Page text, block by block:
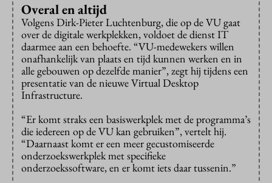
Overal en altijd
Volgens Dirk-Pieter Luchtenburg, die op de VU gaat
over de digitale werkplekken, voldoet de dienst IT
daarmee aan een behoefte. “VU-medewekers willen
onafhankelijk van plaats en tijd kunnen werken en in
alle gebouwen op dezelfde manier”, zegt hij tijdens een
presentatie van de nieuwe Virtual Desktop
Infrastructure.
“Er komt straks een basiswerkplek met de programma’s
die iedereen op de VU kan gebruiken”, vertelt hij.
“Daarnaast komt er een meer gecustomiseerde
onderzoekswerkplek met specifieke
onderzoekssoftware, en er komt iets daar tussenin.”